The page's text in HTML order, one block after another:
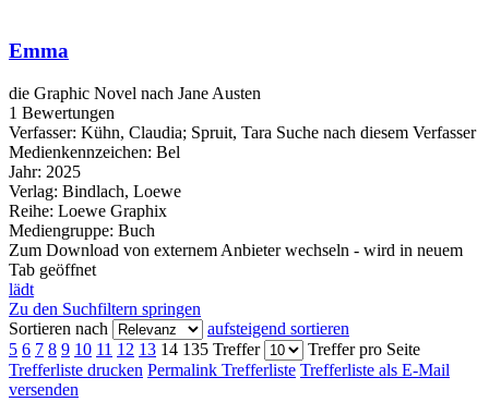
Emma
die Graphic Novel nach Jane Austen
1 Bewertungen
Verfasser: Kühn, Claudia; Spruit, Tara Suche nach diesem Verfasser
Medienkennzeichen: Bel
Jahr: 2025
Verlag: Bindlach, Loewe
Reihe: Loewe Graphix
Mediengruppe: Buch
Zum Download von externem Anbieter wechseln - wird in neuem
Tab geöffnet
lädt
Zu den Suchfiltern springen
Sortieren nach
aufsteigend sortieren
5 6 7 8 9 10 11 12 13 14 135 Treffer
Treffer pro Seite
Trefferliste drucken Permalink Trefferliste Trefferliste als E-Mail
versenden